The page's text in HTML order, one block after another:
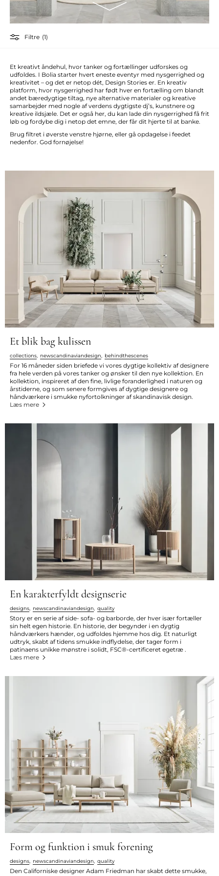
Filtre (1)
Et kreativt åndehul, hvor tanker og fortællinger udforskes og
udfoldes. I Bolia starter hvert eneste eventyr med nysgerrighed og
kreativitet – og det er netop dét, Design Stories er. En kreativ
platform, hvor nysgerrighed har født hver en fortælling om blandt
andet bæredygtige tiltag, nye alternative materialer og kreative
samarbejder med nogle af verdens dygtigste dj’s, kunstnere og
kreative ildsjæle. Det er også her, du kan lade din nysgerrighed få frit
løb og fordybe dig i netop det emne, der får dit hjerte til at banke.
Brug filtret i øverste venstre hjørne, eller gå opdagelse i feedet
nedenfor. God fornøjelse!
Et blik bag kulissen
collections, newscandinaviandesign, behindthescenes
For 16 måneder siden briefede vi vores dygtige kollektiv af designere
fra hele verden på vores tanker og ønsker til den nye kollektion. En
kollektion, inspireret af den fine, livlige foranderlighed i naturen og
årstiderne, og som senere formgives af dygtige designere og
håndværkere i smukke nyfortolkninger af skandinavisk design.
Læs mere
En karakterfyldt designserie
designs, newscandinaviandesign, quality
Story er en serie af side- sofa- og barborde, der hver især fortæller
sin helt egen historie. En historie, der begynder i en dygtig
håndværkers hænder, og udfoldes hjemme hos dig. Et naturligt
udtryk, skabt af tidens smukke indflydelse, der tager form i
patinaens unikke mønstre i solidt, FSC®-certificeret egetræ .
Læs mere
Form og funktion i smuk forening
designs, newscandinaviandesign, quality
Den Californiske designer Adam Friedman har skabt dette smukke,